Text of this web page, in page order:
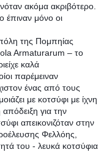
ακόμα ακριβότερο.
έπιναν μόνο οι
της Πομπηίας
Armaturarum – το
καλά
παρέμειναν
ένας από τους
με κοτσύφι με ίχνη
για την
απεικονιζόταν στην
Φελλόης,
του - λευκά κοτσύφια